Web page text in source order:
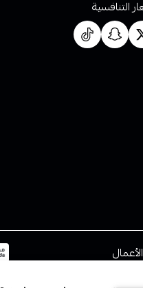
التنافسية